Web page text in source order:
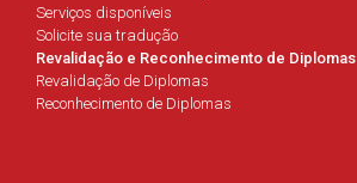
Serviços disponíveis
Solicite sua tradução
Revalidação e Reconhecimento de Diplomas
Revalidação de Diplomas
Reconhecimento de Diplomas